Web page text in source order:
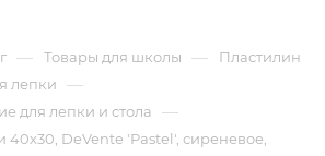
— Товары для школы — Пластилин
лепки —
для лепки и стола —
DeVente 'Pastel', сиреневое,